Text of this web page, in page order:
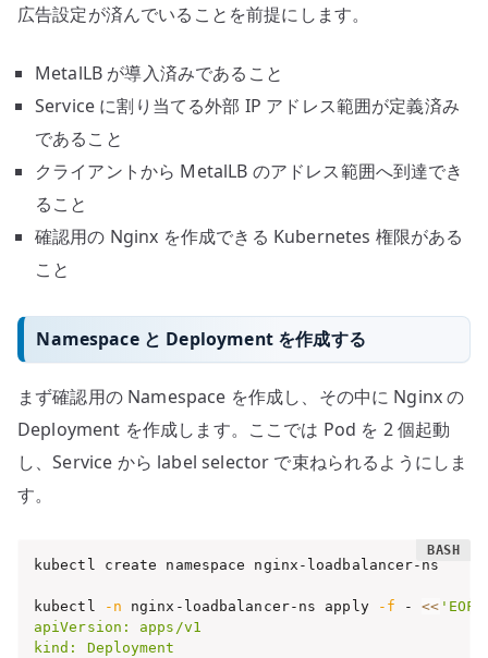
広告設定が済んでいることを前提にします。
MetalLB が導入済みであること
Service に割り当てる外部 IP アドレス範囲が定義済み
であること
クライアントから MetalLB のアドレス範囲へ到達でき
ること
確認用の Nginx を作成できる Kubernetes 権限がある
こと
Namespace と Deployment を作成する
まず確認用の Namespace を作成し、その中に Nginx の
Deployment を作成します。ここでは Pod を 2 個起動
し、Service から label selector で束ねられるようにしま
す。
kubectl create namespace nginx-loadbalancer-ns
kubectl -n nginx-loadbalancer-ns apply -f - << 'EOF'
apiVersion: apps/v1
kind: Deployment